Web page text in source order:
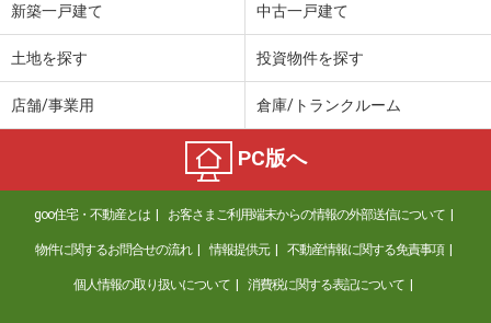
新築一戸建て 中古一戸建て
土地を探す 投資物件を探す
店舗/事業用 倉庫/トランクルーム
PC版へ
goo住宅・不動産とは お客さまご利用端末からの情報の外部送信について
物件に関するお問合せの流れ 情報提供元 不動産情報に関する免責事項
個人情報の取り扱いについて 消費税に関する表記について